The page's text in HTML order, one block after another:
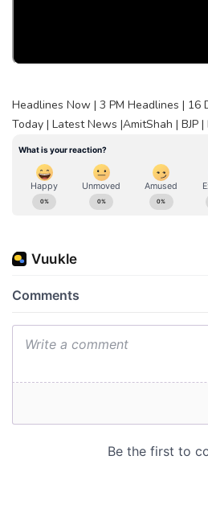
Headlines Now | 3 PM Headlines | 16
Today | Latest News |AmitShah | BJP |